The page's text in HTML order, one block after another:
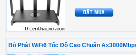
Bộ Phát WiFi6 Tốc Độ Cao Chuẩn